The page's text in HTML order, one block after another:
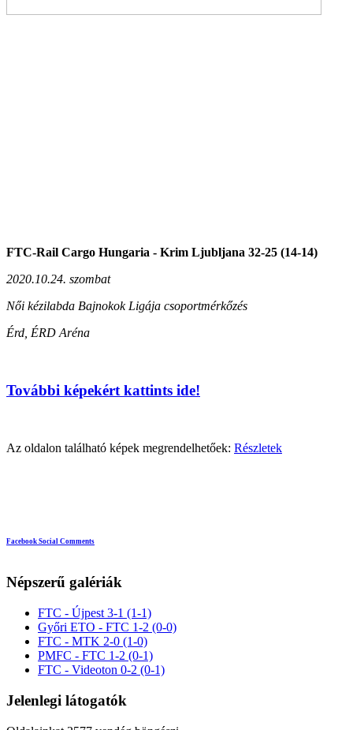
FTC-Rail Cargo Hungaria - Krim Ljubljana 32-25 (14-14)
2020.10.24. szombat
Női kézilabda Bajnokok Ligája csoportmérkőzés
Érd, ÉRD Aréna
További képekért kattints ide!
Az oldalon található képek megrendelhetőek: Részletek
Facebook Social Comments
Népszerű galériák
FTC - Újpest 3-1 (1-1)
Győri ETO - FTC 1-2 (0-0)
FTC - MTK 2-0 (1-0)
PMFC - FTC 1-2 (0-1)
FTC - Videoton 0-2 (0-1)
Jelenlegi látogatók